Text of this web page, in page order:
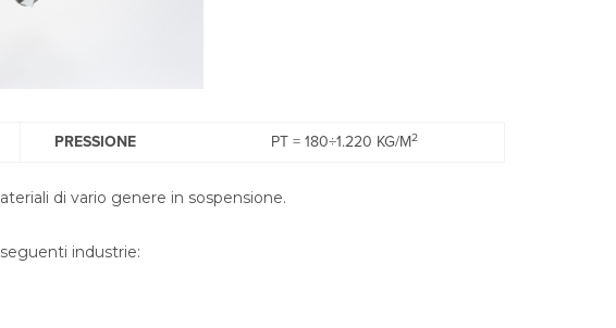
PRESSIONE PT = 180÷1.220 KG/M2
di vario genere in sospensione.
industrie: